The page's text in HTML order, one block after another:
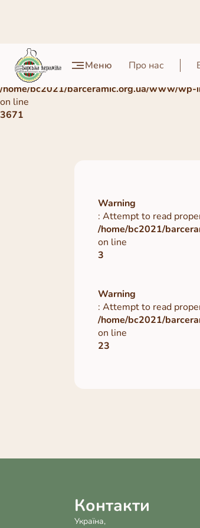
Меню Про нас
Warning
: Undefined array key 0 in
/home/bc2021/barceramic.org.ua/www/wp-
on line
3671
Warning
: Attempt to read
/home/bc2021/
on line
3
Warning
: Attempt to read
/home/bc2021/
on line
23
Контакти
Україна,